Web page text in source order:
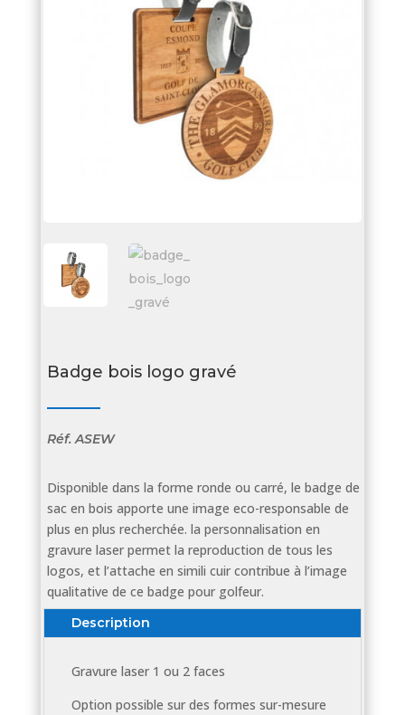
Badge bois logo gravé
Réf.ASEW
Disponible dans la forme ronde ou carré, le badge de
sac en bois apporte une image eco-responsable de
plus en plus recherchée. la personnalisation en
gravure laser permet la reproduction de tous les
logos, et l’attache en simili cuir contribue à l’image
qualitative de ce badge pour golfeur.
Description
Gravure laser 1 ou 2 faces
Option possible sur des formes sur-mesure